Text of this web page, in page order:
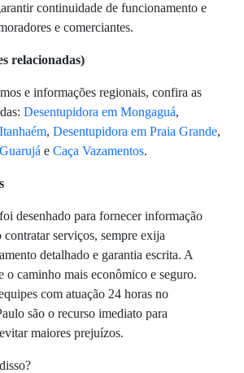
continuidade de funcionamento e
e comerciantes.
relacionadas)
e informações regionais, confira as
Desentupidora em Mongaguá,
, Desentupidora em Praia Grande,
e Caça Vazamentos.
desenhado para fornecer informação
serviços, sempre exija
detalhado e garantia escrita. A
o caminho mais econômico e seguro.
com atuação 24 horas no
são o recurso imediato para
maiores prejuízos.